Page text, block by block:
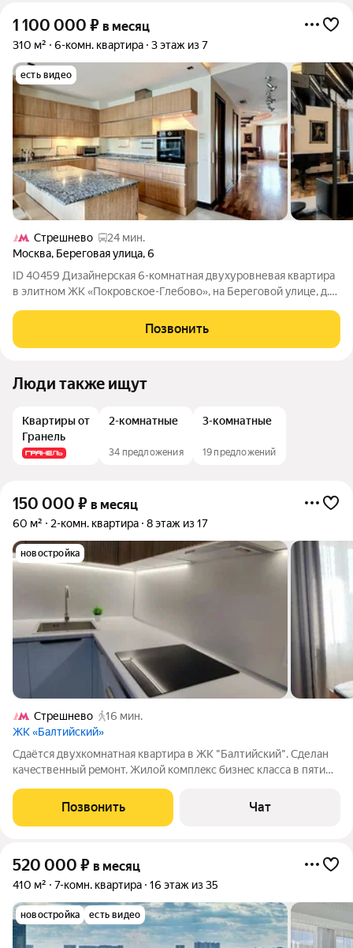
1 100 000 ₽ в месяц
310 м² 6-комн. квартира 3 этаж из 7
есть видео
Стрешнево
24 мин.
Москва, Береговая улица,6
ID 40459 Дизайнерская 6-комнатная двухуровневая квартира
в элитном ЖК «Покровское-Глебово», на Береговой улице, д.
Квартира расположена на 3 этаже. Пространство грамотно
спланировано на двух
Позвонить
Люди также ищут
Квартиры от
Гранель
2-комнатные
34 предложения
3-комнатные
19 предложений
150 000 ₽ в месяц
60 м² 2-комн. квартира 8 этаж из 17
новостройка
Стрешнево
16 мин.
ЖК «Балтийский»
Сдаётся двухкoмнaтнaя квaртира в ЖК "Бaлтийский". Cделaн
качeственный peмoнт. Жилoй кoмплeкc бизнeс класса в пяти
бoльшaя наземнaя пaркoвкa вокpуг домa. Шлaгбaумы нa въeзд,
сиcтeма домофoнoв
Позвонить Чат
520 000 ₽ в месяц
410 м² 7-комн. квартира 16 этаж из 35
новостройка есть видео